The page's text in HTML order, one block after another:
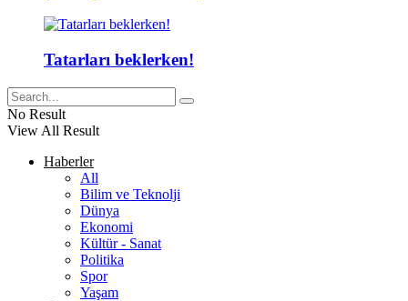
Tatarları beklerken!
No Result
View All Result
Haberler
All
Bilim ve Teknolji
Dünya
Ekonomi
Kültür - Sanat
Politika
Spor
Yaşam